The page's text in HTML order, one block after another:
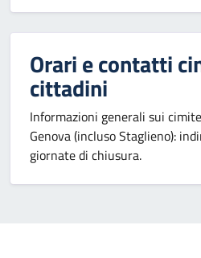
Orari e contatti
cittadini
Informazioni generali sui
Genova (incluso Staglieno):
giornate di chiusura.